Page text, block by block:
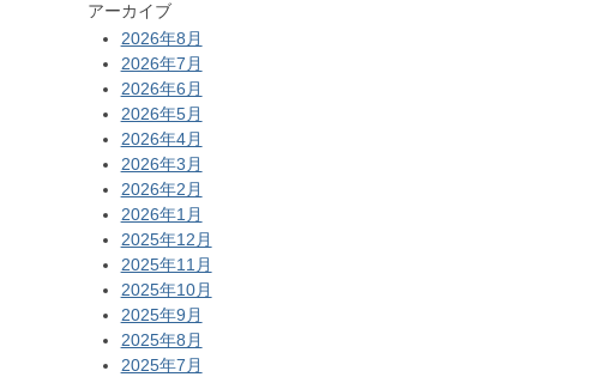
アーカイブ
2026年8月
2026年7月
2026年6月
2026年5月
2026年4月
2026年3月
2026年2月
2026年1月
2025年12月
2025年11月
2025年10月
2025年9月
2025年8月
2025年7月